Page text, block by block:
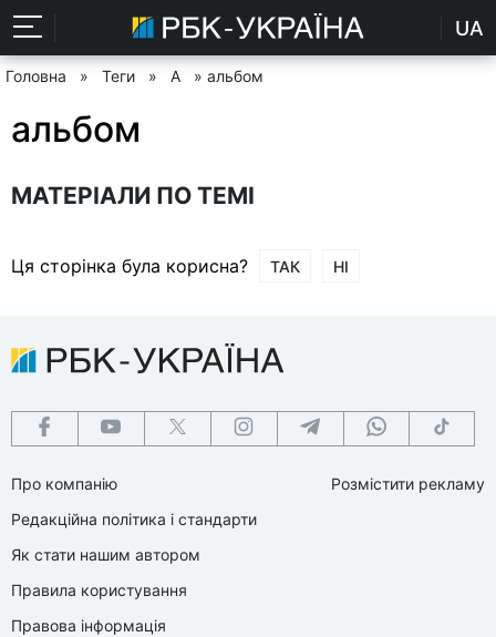
UA
Головна » Теги » А » альбом
альбом
МАТЕРІАЛИ ПО ТЕМІ
Ця сторінка була корисна? ТАК НІ
Про компанію
Редакційна політика і стандарти
Як стати нашим автором
Правила користування
Правова інформація
Розмістити рекламу